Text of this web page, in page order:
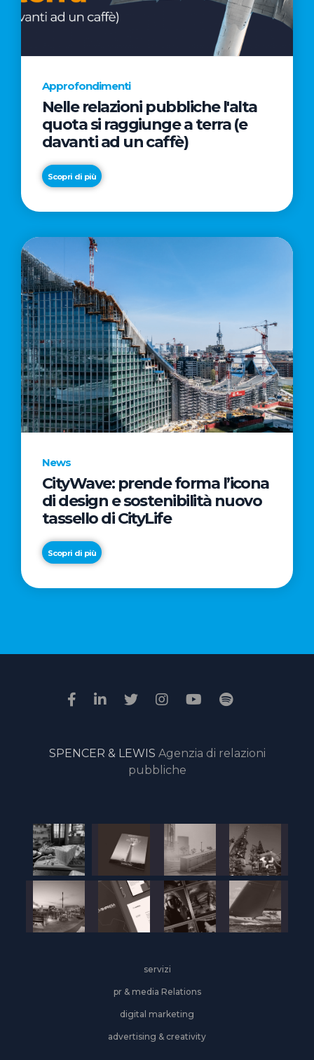
Approfondimenti
Nelle relazioni pubbliche l'alta
quota si raggiunge a terra (e
davanti ad un caffè)
Scopri di più
News
CityWave: prende forma l’icona
di design e sostenibilità nuovo
tassello di CityLife
Scopri di più
News
“Passione
il
della
giuria
online
SPENCER & LEWIS Agenzia di relazioni
pubbliche
servizi
pr & media Relations
digital marketing
advertising & creativity